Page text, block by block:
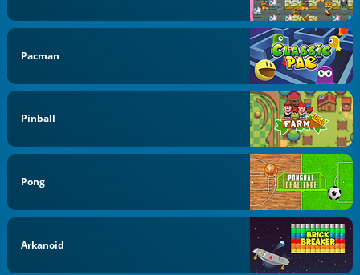
Pacman
Pinball
Pong
Arkanoid